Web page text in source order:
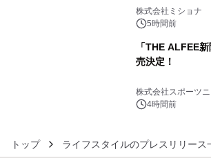
株式会社ミショナ
5時間前
「THE ALFEE
売決定！
株式会社スポーツ
4時間前
トップ ライフスタイルのプレスリリース